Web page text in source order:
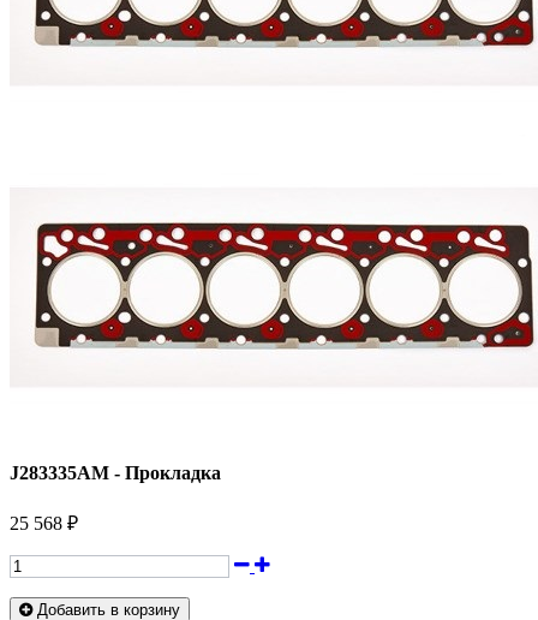
J283335AM - Прокладка
25 568 ₽
Добавить в корзину